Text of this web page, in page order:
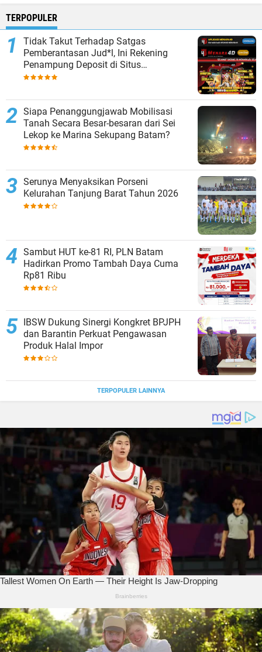
TERPOPULER
Tidak Takut Terhadap Satgas
Pemberantasan Jud*l, Ini Rekening
Penampung Deposit di Situs
MENARA4D
Siapa Penanggungjawab Mobilisasi
Tanah Secara Besar-besaran dari Sei
Lekop ke Marina Sekupang Batam?
Serunya Menyaksikan Porseni
Kelurahan Tanjung Barat Tahun 2026
Sambut HUT ke-81 RI, PLN Batam
Hadirkan Promo Tambah Daya Cuma
Rp81 Ribu
IBSW Dukung Sinergi Kongkret BPJPH
dan Barantin Perkuat Pengawasan
Produk Halal Impor
TERPOPULER LAINNYA